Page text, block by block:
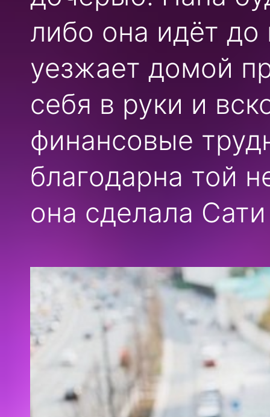
либо она идёт до
уезжает домой
себя в руки и
финансовые
благодарна той
она сделала